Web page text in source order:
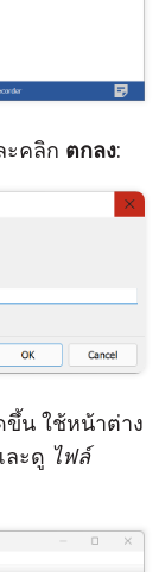
ะคลิก ตกลง:
ขึ้น ใช้หน้าต่าง
ละดู ไฟล์